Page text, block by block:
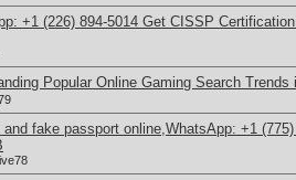
+1 (226) 894-5014​ Get CISSP
Popular Online Gaming Search Trends
and fake passport online,WhatsApp: +1